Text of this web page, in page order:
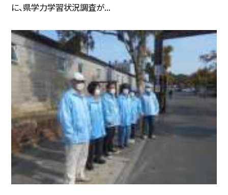
に、県学力学習状況調査が...